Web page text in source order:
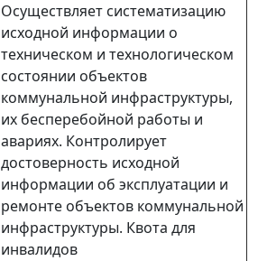
Осуществляет систематизацию
исходной информации о
техническом и технологическом
состоянии объектов
коммунальной инфраструктуры,
их бесперебойной работы и
авариях. Контролирует
достоверность исходной
информации об эксплуатации и
ремонте объектов коммунальной
инфраструктуры. Квота для
инвалидов